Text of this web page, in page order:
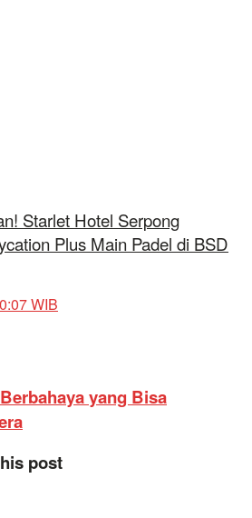
Starlet Hotel Serpong
Plus Main Padel di BSD
WIB
yang Bisa
post